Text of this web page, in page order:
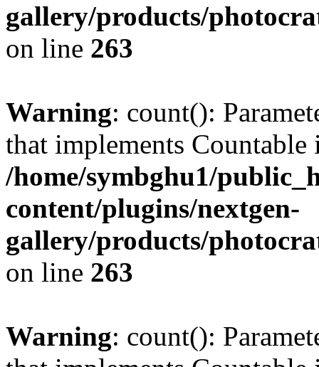
gallery/products/
on line 263
Warning: count():
that implements Countable
/home/symbghu1/
content/plugins/nextgen-
gallery/products/
on line 263
Warning: count():